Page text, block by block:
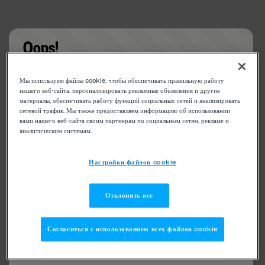
Oops!
Something went wrong. Please try refreshing the
app
Мы используем файлы cookie, чтобы обеспечивать правильную работу
нашего веб-сайта, персонализировать рекламные объявления и другие
материалы, обеспечивать работу функций социальных сетей и анализировать
сетевой трафик. Мы также предоставляем информацию об использовании
вами нашего веб-сайта своим партнерам по социальным сетям, рекламе и
аналитическим системам.
Настройки файлов cookie
Отклонить все
Согласиться с использованием всех файлов cookie